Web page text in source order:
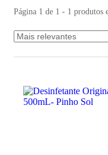
Página 1 de 1 - 1 produtos